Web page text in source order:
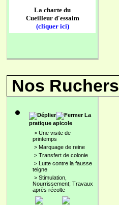
La charte du
Cueilleur d'essaim
(cliquer ici)
Nos Ruchers
La
pratique apicole
> Une visite de
printemps
> Marquage de reine
> Transfert de colonie
> Lutte contre la fausse
teigne
> Stimulation,
Nourrissement; Travaux
après récolte